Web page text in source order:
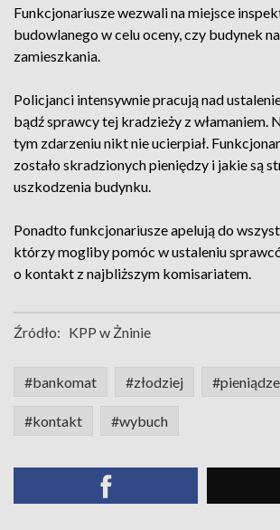
Funkcjonariusze wezwali na miejsce
budowlanego w celu oceny, czy budynek
zamieszkania.
Policjanci intensywnie pracują nad
bądź sprawcy tej kradzieży z włamaniem.
tym zdarzeniu nikt nie ucierpiał.
zostało skradzionych pieniędzy i jakie są
uszkodzenia budynku.
Ponadto funkcjonariusze apelują do
którzy mogliby pomóc w ustaleniu
o kontakt z najbliższym komisariatem.
Źródło: KPP w Żninie
#bankomat #złodziej #pieniądze
#kontakt #wybuch